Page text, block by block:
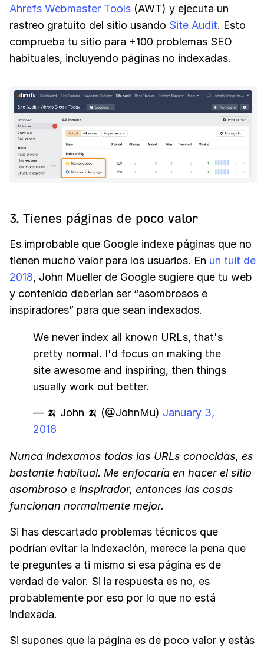
Ahrefs Webmaster Tools (AWT) y ejecuta un
rastreo gratuito del sitio usando Site Audit. Esto
comprueba tu sitio para +100 problemas SEO
habituales, incluyendo páginas no indexadas.
3. Tienes páginas de poco valor
Es improbable que Google indexe páginas que no
tienen mucho valor para los usuarios. En un tuit de
2018, John Mueller de Google sugiere que tu web
y contenido deberían ser “asombrosos e
inspiradores” para que sean indexados.
We never index all known URLs, that's
pretty normal. I'd focus on making the
site awesome and inspiring, then things
usually work out better.
— 🍌 John 🍌 (@JohnMu) January 3,
2018
Nunca indexamos todas las URLs conocidas, es
bastante habitual. Me enfocaría en hacer el sitio
asombroso e inspirador, entonces las cosas
funcionan normalmente mejor.
Si has descartado problemas técnicos que
podrían evitar la indexación, merece la pena que
te preguntes a ti mismo si esa página es de
verdad de valor. Si la respuesta es no, es
probablemente por eso por lo que no está
indexada.
Si supones que la página es de poco valor y estás